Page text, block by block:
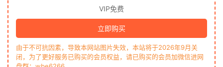
VIP免费
立即购买
由于不可抗因素，导致本网站图片失效，本站将于2026年9月关
闭，为了更好服务已购买的会员权益，请已购买的会员加微信进网